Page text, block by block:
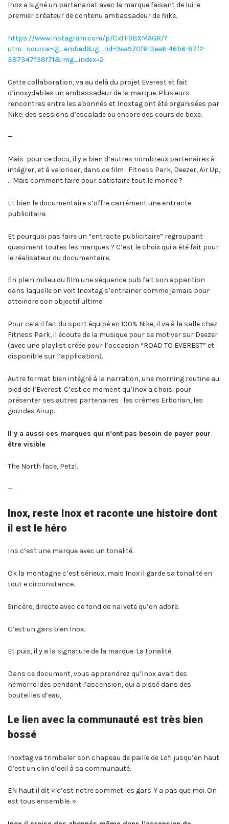
Inox a signé un partenariat avec la marque faisant de lui le
premier créateur de contenu ambassadeur de Nike.
https://www.instagram.com/p/CxTF9BXMAGR/?
utm_source=ig_embed&ig_rid=9ea970f6-3ea6-46b6-87f2-
387347f38f7f&img_index=2
Cette collaboration, va au delà du projet Everest et fait
d’inoxydables un ambassadeur de la marque. Plusieurs
rencontres entre les abonnés et Inoxtag ont été organisées par
Nike: des sessions d’escalade ou encore des cours de boxe.
—
Mais pour ce docu, il y a bien d’autres nombreux partenaires à
intégrer, et à valoriser, dans ce film : Fitness Park, Deezer, Air Up,
… Mais comment faire pour satisfaire tout le monde ?
Et bien le documentaire s’offre carrément une entracte
publicitaire
Et pourquoi pas faire un “entracte publicitaire” regroupant
quasiment toutes les marques ? C’est le choix qui a été fait pour
le réalisateur du documentaire.
En plein milieu du film une séquence pub fait son apparition
dans laquelle on voit Inoxtag s’entrainer comme jamais pour
atteindre son objectif ultime.
Pour cela il fait du sport équipé en 100% Nike, il va à la salle chez
Fitness Park, il écoute de la musique pour se motiver sur Deezer
(avec une playlist créée pour l’occasion “ROAD TO EVEREST” et
disponible sur l’application).
Autre format bien intégré à la narration, une morning routine au
pied de l’Everest. C’est ce moment qu’Inox a choisi pour
présenter ses autres partenaires : les crèmes Erborian, les
gourdes Airup.
Il y a aussi ces marques qui n’ont pas besoin de payer pour
être visible
The North face, Petzl.
—
Inox, reste Inox et raconte une histoire dont
il est le héro
Ins c’est une marque avec un tonalité.
Ok la montagne c’est sérieux, mais Inox il garde sa tonalité en
tout e circonstance.
Sincère, directe avec ce fond de naïveté qu’on adore.
C’est un gars bien Inox.
Et puis, il y a la signature de la marque. La tonalité.
Dans ce document, vous apprendrez qu’Inox avait des
hémorroïdes pendant l’ascension, qui a pissé dans des
bouteilles d’eau,
Le lien avec la communauté est très bien
bossé
Inoxtag va trimbaler son chapeau de paille de Lofi jusqu’en haut.
C’est un clin d’oeil à sa communauté.
EN haut il dit « c’est notre sommet les gars. Y a pas que moi. On
est tous ensemble. »